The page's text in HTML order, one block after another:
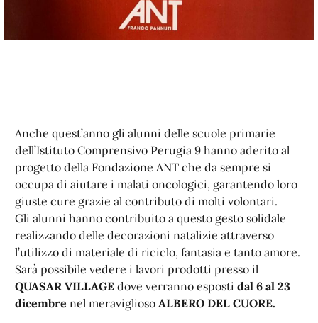
Anche quest’anno gli alunni delle scuole primarie
dell’Istituto Comprensivo Perugia 9 hanno aderito al
progetto della Fondazione ANT che da sempre si
occupa di aiutare i malati oncologici, garantendo loro
giuste cure grazie al contributo di molti volontari.
Gli alunni hanno contribuito a questo gesto solidale
realizzando delle decorazioni natalizie attraverso
l’utilizzo di materiale di riciclo, fantasia e tanto amore.
Sarà possibile vedere i lavori prodotti presso il
QUASAR VILLAGE dove verranno esposti dal 6 al 23
dicembre nel meraviglioso ALBERO DEL CUORE.